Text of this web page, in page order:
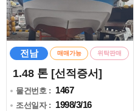
전남 매매가능 위탁판매
1.48 톤 [선적증서]
물건번호 : 1467
조선일자 : 1998/3/16